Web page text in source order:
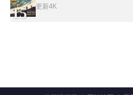
15 更新4K